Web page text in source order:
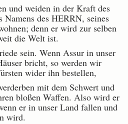
und weiden in der Kraft des
des HERRN, seines
denn er wird zur selben
die Welt ist.
sein. Wenn Assur in unser
bricht, so werden wir
wider ihn bestellen,
mit dem Schwert und
bloßen Waffen. Also wird er
er in unser Land fallen und
wird.